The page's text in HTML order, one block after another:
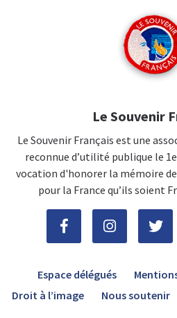
Le Souvenir
Le Souvenir Français est une
reconnue d’utilité publique le
vocation d'honorer la mémoire
pour la France qu’ils soient
Espace délégués
Droit à l’image
Nous soutenir